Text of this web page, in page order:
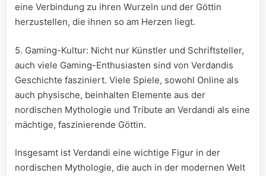
eine Verbindung zu ihren Wurzeln und der Göttin
herzustellen, die ihnen so am Herzen liegt.
5. Gaming-Kultur: Nicht nur Künstler und Schriftsteller,
auch viele Gaming-Enthusiasten sind von Verdandis
Geschichte fasziniert. Viele Spiele, sowohl Online als
auch physische, beinhalten Elemente aus der
nordischen Mythologie und Tribute an Verdandi als eine
mächtige, faszinierende Göttin.
Insgesamt ist Verdandi eine wichtige Figur in der
nordischen Mythologie, die auch in der modernen Welt